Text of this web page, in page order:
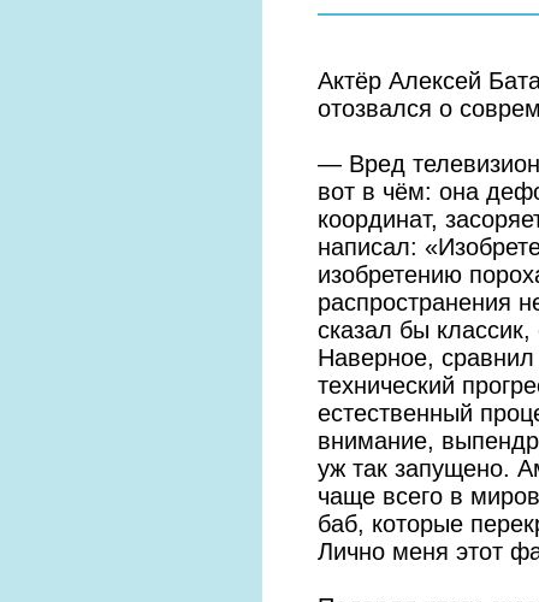
Актёр Алексей
отозвался о
— Вред
вот в чём: она
координат,
написал:
изобретению
распространения
сказал бы
Наверное,
технический
естественный
внимание,
уж так запущено.
чаще всего в
баб, которые
Лично меня этот